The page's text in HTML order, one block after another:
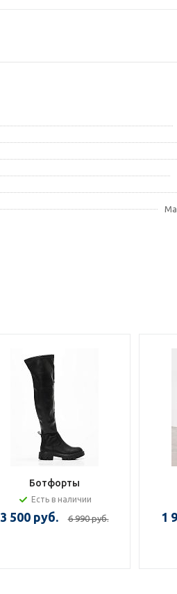
Ботфорты
Есть в наличии
3 500 руб. 6 990 руб. 1